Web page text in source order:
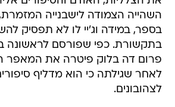
השהייה הצמודה לישבנייה
בספר, במידה וג'יי לו לא תפסיק
בתקשורת. כפי שפורסם לראשונה
פרום דה בלוק פיטרה את המאפר
לאחר שגילתה כי הוא מדליף
לצהובונים.